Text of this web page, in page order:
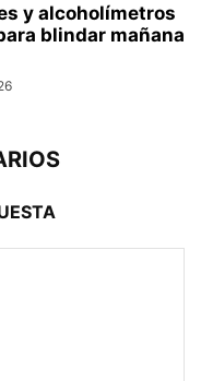
y alcoholímetros
blindar mañana